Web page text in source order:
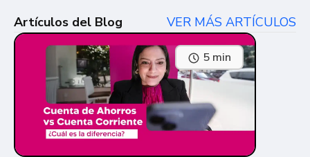
Artículos del Blog VER MÁS ARTÍCULOS
5 min